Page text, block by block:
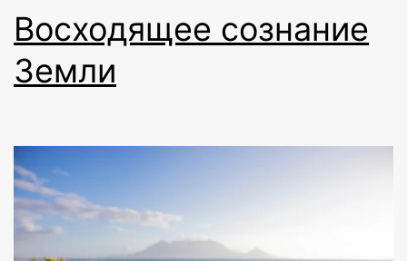
Восходящее сознание
Земли